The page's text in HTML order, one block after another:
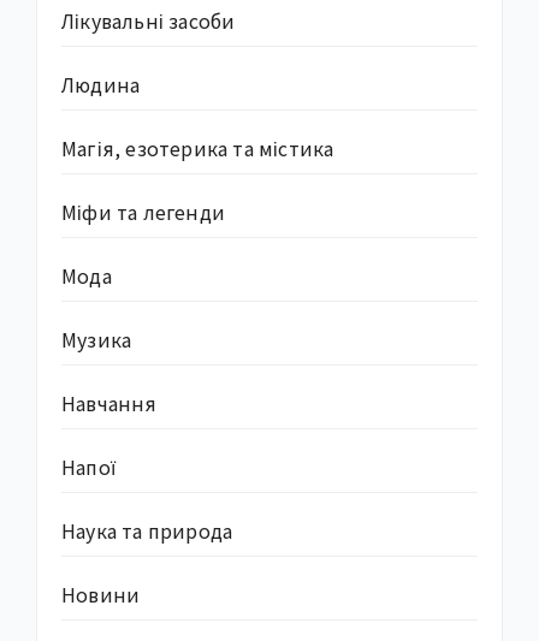
Лікувальні засоби
Людина
Магія, езотерика та містика
Міфи та легенди
Мода
Музика
Навчання
Напої
Наука та природа
Новини